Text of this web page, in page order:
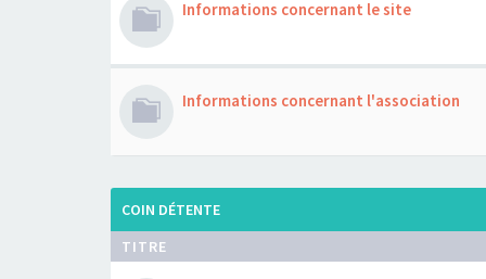
Informations concernant le site
Informations concernant l'association
COIN DÉTENTE
TITRE